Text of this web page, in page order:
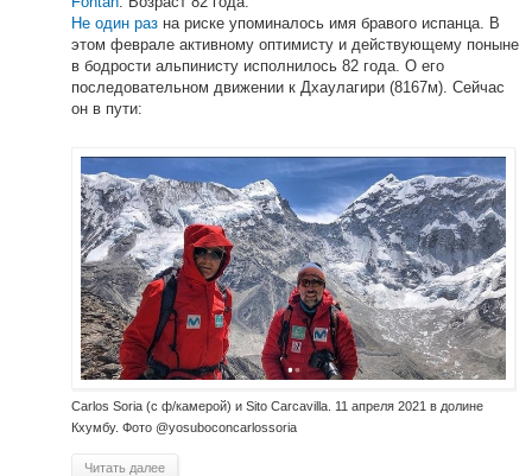
Не один раз на риске упоминалось имя бравого испанца. В
этом феврале активному оптимисту и действующему поныне
в бодрости альпинисту исполнилось 82 года. О его
последовательном движении к Дхаулагири (8167м). Сейчас
он в пути:
Carlos Soria (с ф/камерой) и Sito Carcavilla. 11 апреля 2021 в долине
Кхумбу. Фото @yosuboconcarlossoria
Читать далее